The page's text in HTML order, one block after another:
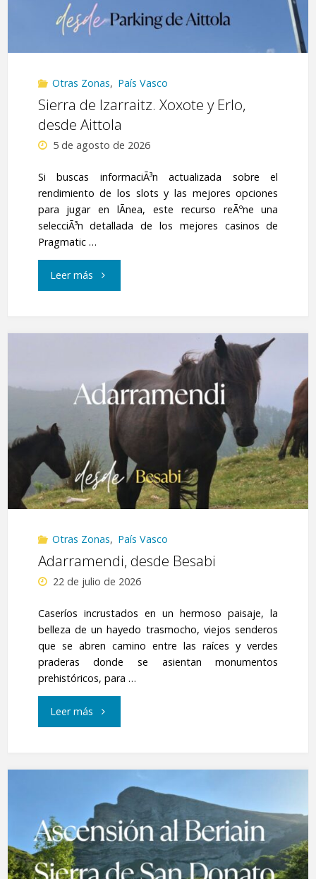
Otras Zonas, País Vasco
Sierra de Izarraitz. Xoxote y Erlo,
desde Aittola
5 de agosto de 2026
Si buscas informaciÃ³n actualizada sobre el
rendimiento de los slots y las mejores opciones
para jugar en lÃ­nea, este recurso reÃºne una
selecciÃ³n detallada de los mejores casinos de
Pragmatic …
Leer más"Sierra
Izarraitz.
y
Erlo,
desde
Aittola"
Otras Zonas, País Vasco
Adarramendi, desde Besabi
22 de julio de 2026
Caseríos incrustados en un hermoso paisaje, la
belleza de un hayedo trasmocho, viejos senderos
que se abren camino entre las raíces y verdes
praderas donde se asientan monumentos
prehistóricos, para …
Leer más"Adarramendi,
Besabi"